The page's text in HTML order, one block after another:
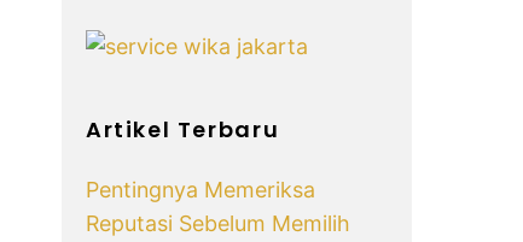
Artikel Terbaru
Pentingnya Memeriksa
Reputasi Sebelum Memilih